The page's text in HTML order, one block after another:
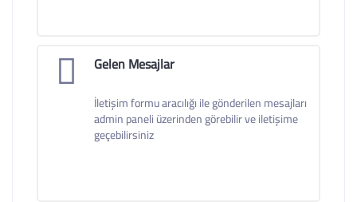
Gelen Mesajlar
İletişim formu aracılığı ile gönderilen mesajları
admin paneli üzerinden görebilir ve iletişime
geçebilirsiniz